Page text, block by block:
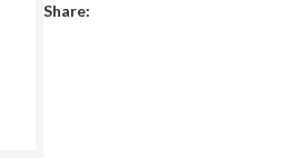
Share: